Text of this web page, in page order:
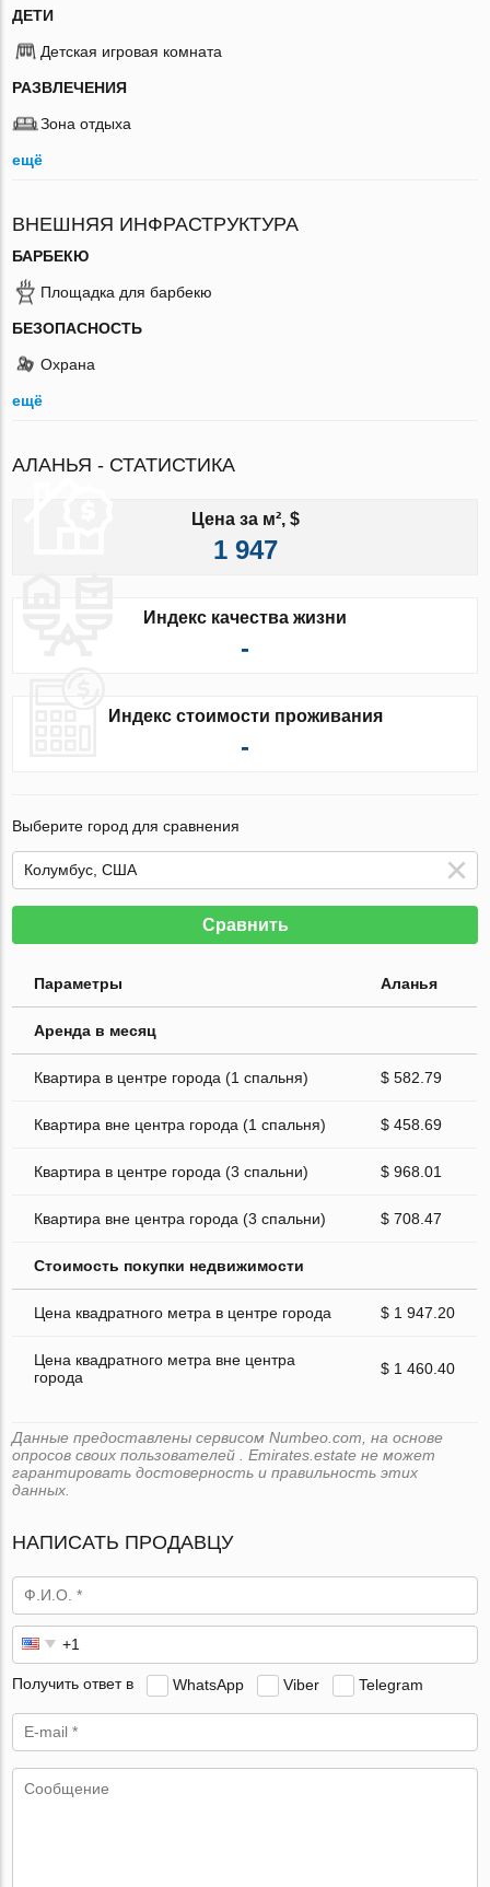
ДЕТИ
Детская игровая комната
РАЗВЛЕЧЕНИЯ
Зона отдыха
ещё
ВНЕШНЯЯ ИНФРАСТРУКТУРА
БАРБЕКЮ
Площадка для барбекю
БЕЗОПАСНОСТЬ
Охрана
ещё
АЛАНЬЯ - СТАТИСТИКА
Цена за м², $
1 947
Индекс качества жизни
-
Индекс стоимости проживания
-
Выберите город для сравнения
Сравнить
Параметры Аланья
Аренда в месяц
Квартира в центре города (1 спальня) $ 582.79
Квартира вне центра города (1 спальня) $ 458.69
Квартира в центре города (3 спальни) $ 968.01
Квартира вне центра города (3 спальни) $ 708.47
Стоимость покупки недвижимости
Цена квадратного метра в центре города $ 1 947.20
Цена квадратного метра вне центра
города
$ 1 460.40
Данные предоставлены сервисом Numbeo.com, на основе
опросов своих пользователей . Emirates.estate не может
гарантировать достоверность и правильность этих
данных.
НАПИСАТЬ ПРОДАВЦУ
Получить ответ в WhatsApp Viber Telegram